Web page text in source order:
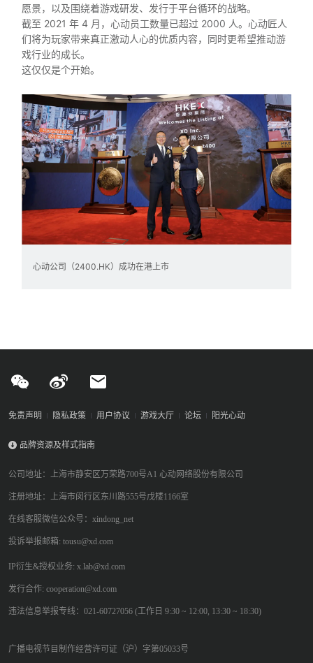
愿景，以及围绕着游戏研发、发行于平台循环的战略。
截至 2021 年 4 月，心动员工数量已超过 2000 人。心动匠人
们将为玩家带来真正激动人心的优质内容，同时更希望推动游
戏行业的成长。
这仅仅是个开始。
心动公司（2400.HK）成功在港上市
免责声明 隐私政策 用户协议 游戏大厅 论坛 阳光心动
品牌资源及样式指南
公司地址：上海市静安区万荣路700号A1 心动网络股份有限公司
注册地址：上海市闵行区东川路555号戊楼1166室
在线客服微信公众号：xindong_net
投诉举报邮箱: tousu@xd.com
IP衍生&授权业务: x.lab@xd.com
发行合作: cooperation@xd.com
违法信息举报专线：021-60727056 (工作日 9:30 ~ 12:00, 13:30 ~ 18:30)
广播电视节目制作经营许可证（沪）字第05033号